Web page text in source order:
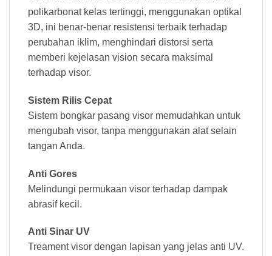
polikarbonat kelas tertinggi, menggunakan optikal
3D, ini benar-benar resistensi terbaik terhadap
perubahan iklim, menghindari distorsi serta
memberi kejelasan vision secara maksimal
terhadap visor.
Sistem Rilis Cepat
Sistem bongkar pasang visor memudahkan untuk
mengubah visor, tanpa menggunakan alat selain
tangan Anda.
Anti Gores
Melindungi permukaan visor terhadap dampak
abrasif kecil.
Anti Sinar UV
Treament visor dengan lapisan yang jelas anti UV.